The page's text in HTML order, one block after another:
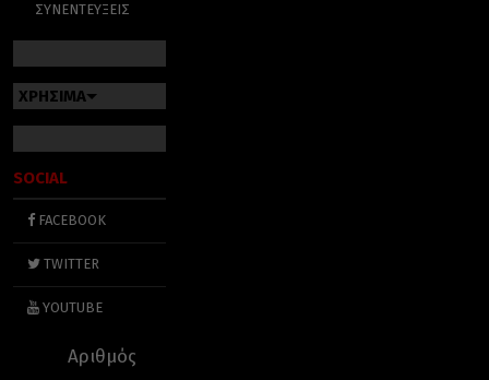
ΣΥΝΕΝΤΕΥΞΕΙΣ
ΧΡΗΣΙΜΑ
SOCIAL
FACEBOOK
TWITTER
YOUTUBE
Αριθμός